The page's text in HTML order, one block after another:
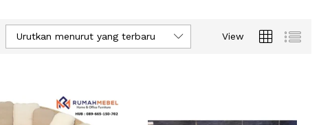
View
Urutkan menurut yang terbaru